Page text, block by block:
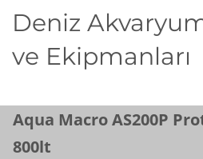
Deniz
ve Ekipmanları
Aqua Macro AS200P
800lt